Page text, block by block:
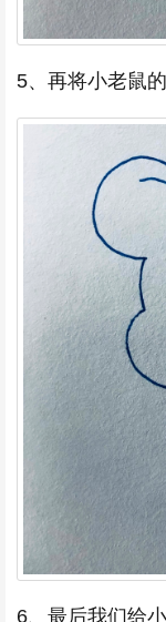
5、再将小老鼠
6、最后我们给